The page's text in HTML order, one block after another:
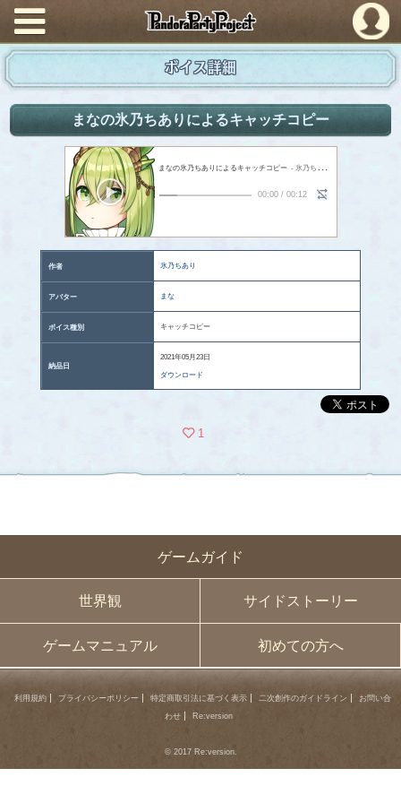
PandoraPartyProject
ゲームガイド
世界観 サイドストーリー
ゲームマニュアル 初めての方へ
ボイス詳細
まなの氷乃ちありによるキャッチコピー
まなの氷乃ちありによるキャッチコピー - 氷乃ちあり
00:00/ 00:12
作者 氷乃ちあり
アバター まな
ボイス種別 キャッチコピー
納品日
2021年05月23日
ダウンロード
1
利用規約 プライバシーポリシー 特定商取引法に基づく表示 二次創作のガイドライン
お問い合
わせ
Re:version
© 2017 Re:version.